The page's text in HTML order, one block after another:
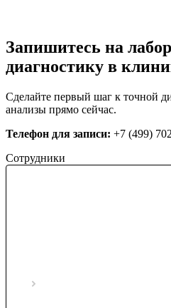
Запишитесь на
диагностику в
Сделайте первый шаг к точной
анализы прямо сейчас.
Телефон для записи: +7 (499)
Сотрудники